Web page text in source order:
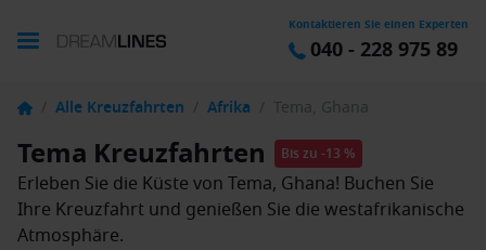
Kontaktieren Sie einen Experten
040 - 228 975 89
/ Alle Kreuzfahrten / Afrika / Tema, Ghana
Tema Kreuzfahrten Bis zu -13 %
Erleben Sie die Küste von Tema, Ghana! Buchen Sie
Ihre Kreuzfahrt und genießen Sie die westafrikanische
Atmosphäre.